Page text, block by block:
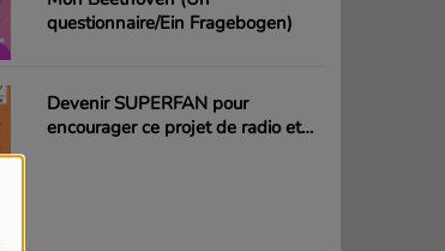
questionnaire/Ein Fragebogen)
Devenir SUPERFAN pour
encourager ce projet de radio et